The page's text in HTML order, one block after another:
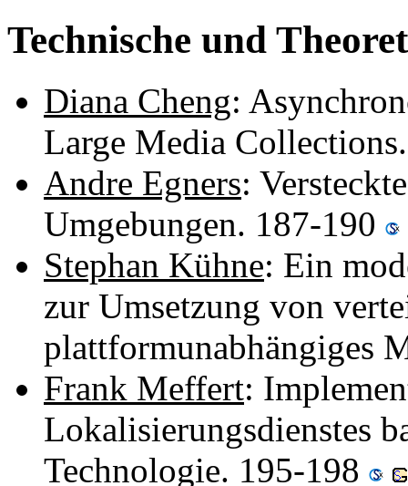
Technische und
Diana Cheng:
Large Media
Andre Egners:
Umgebungen. 187-190
Stephan Kühne: Ein
zur Umsetzung von
plattformunabhängiges
Frank Meffert:
Lokalisierungsdienstes
Technologie. 195-198